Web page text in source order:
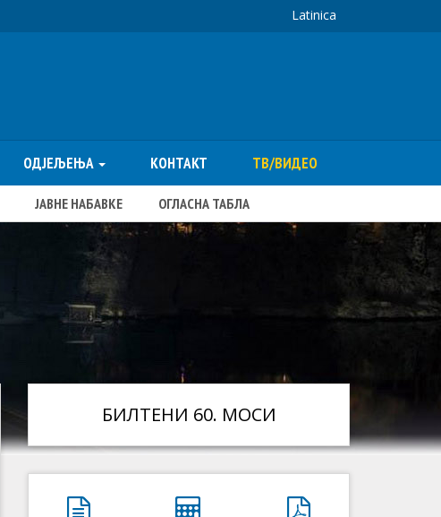
Latinica
ОДЈЕЉЕЊА КОНТАКТ ТВ/ВИДЕО
ЈАВНЕ НАБАВКЕ ОГЛАСНА ТАБЛА
БИЛТЕНИ 60. МОСИ